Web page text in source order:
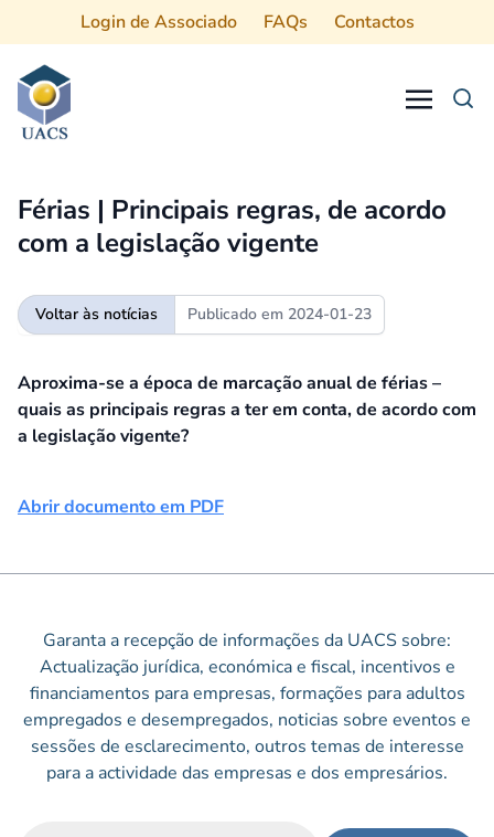
Login de Associado FAQs Contactos
Férias | Principais regras, de acordo
com a legislação vigente
Voltar às notícias Publicado em 2024-01-23
Aproxima-se a época de marcação anual de férias –
quais as principais regras a ter em conta, de acordo com
a legislação vigente?
Abrir documento em PDF
Garanta a recepção de informações da UACS sobre:
Actualização jurídica, económica e fiscal, incentivos e
financiamentos para empresas, formações para adultos
empregados e desempregados, noticias sobre eventos e
sessões de esclarecimento, outros temas de interesse
para a actividade das empresas e dos empresários.